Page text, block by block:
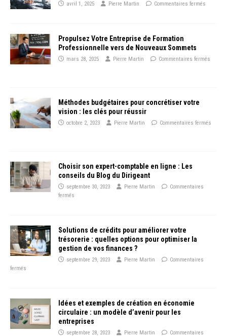
avril 1, 2025 Pierre Martin Commentaires fermés
Propulsez Votre Entreprise de Formation
Professionnelle vers de Nouveaux Sommets
mars 28, 2025 Pierre Martin Commentaires fermés
Méthodes budgétaires pour concrétiser votre
vision : les clés pour réussir
octobre 2, 2023 Pierre Martin Commentaires fermés
Choisir son expert-comptable en ligne : Les
conseils du Blog du Dirigeant
septembre 30, 2023 Pierre Martin
Commentaires
fermés
Solutions de crédits pour améliorer votre
trésorerie : quelles options pour optimiser la
gestion de vos finances ?
septembre 29, 2023 Pierre Martin
Commentaires
fermés
Idées et exemples de création en économie
circulaire : un modèle d’avenir pour les
entreprises
septembre 28, 2023 Pierre Martin
Commentaires